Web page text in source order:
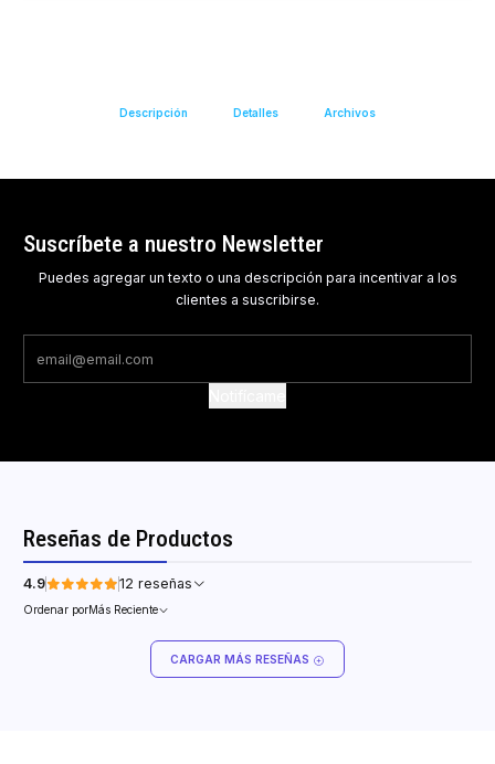
Descripción Detalles Archivos
Suscríbete a nuestro Newsletter
Puedes agregar un texto o una descripción para incentivar a los
clientes a suscribirse.
Reseñas de Productos
4.9 12 reseñas
Ordenar porMás Reciente
CARGAR MÁS RESEÑAS